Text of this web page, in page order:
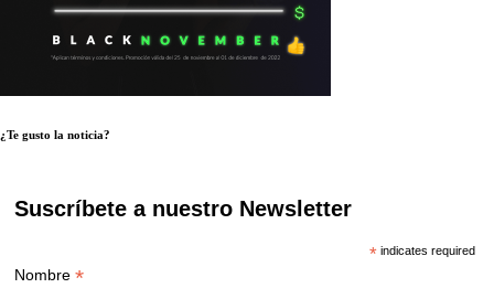
¿Te gusto la noticia?
Suscríbete a nuestro Newsletter
*indicates required
Nombre*